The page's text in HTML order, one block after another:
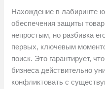
Нахождение в лабиринте
обеспечения защиты
непростым, но разбивка
первых, ключевым
поиск. Это гарантирует,
бизнеса действительно
конфликтовать с